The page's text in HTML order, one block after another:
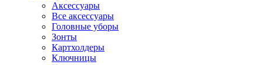
Аксессуары
Все аксессуары
Головные уборы
Зонты
Картхолдеры
Ключницы